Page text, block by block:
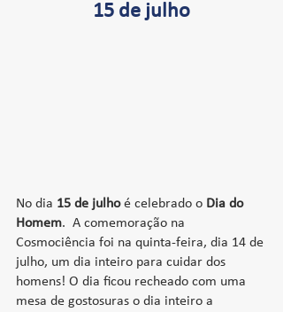
15 de julho
No dia 15 de julho é celebrado o Dia do
Homem.  A comemoração na
Cosmociência foi na quinta-feira, dia 14 de
julho, um dia inteiro para cuidar dos
homens! O dia ficou recheado com uma
mesa de gostosuras o dia inteiro a